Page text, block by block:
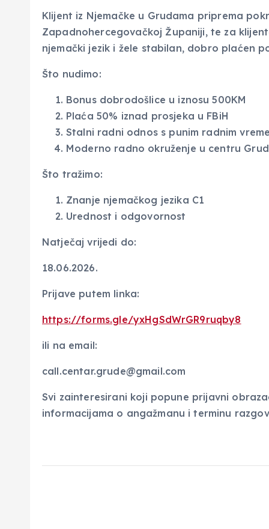
Klijent iz Njemačke u Grudama priprema
Zapadnohercegovačkoj Županiji, te za
njemački jezik i žele stabilan, dobro plaćen
Što nudimo:
Bonus dobrodošlice u iznosu 500KM
Plaća 50% iznad prosjeka u FBiH
Stalni radni odnos s punim radnim
Moderno radno okruženje u centru
Što tražimo:
Znanje njemačkog jezika C1
Urednost i odgovornost
Natječaj vrijedi do:
18.06.2026.
Prijave putem linka:
https://forms.gle/yxHgSdWrGR9ruqby8
ili na email:
call.centar.grude@gmail.com
Svi zainteresirani koji popune prijavni
informacijama o angažmanu i terminu